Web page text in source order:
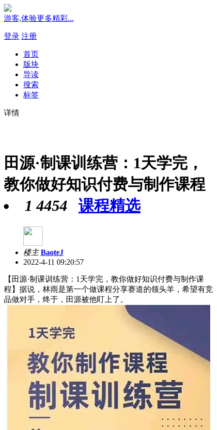
游客,体验更多精彩...
登录 注册
首页
版块
导读
搜索
标签
详情
田源·制课训练营：1天学完，
教你做好知识付费与制作课程
1 4454 课程精选
楼主 BaoteJ
2022-4-11 09:20:57
【田源·制课训练营：1天学完，教你做好知识付费与制作课
程】据说，林雨是第一个做课程分享赛道的领头羊，希望有竞
品做对手，终于，田源被他盯上了。